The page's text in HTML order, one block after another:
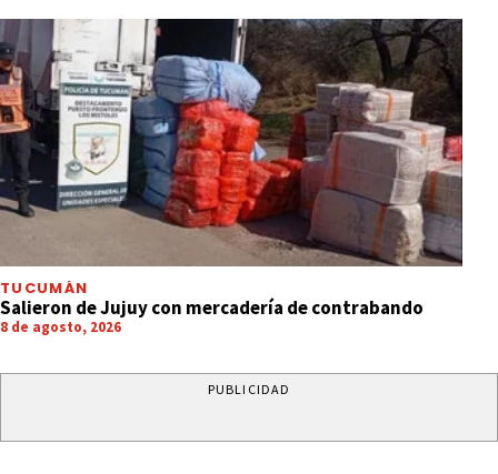
TUCUMÁN
Salieron de Jujuy con mercadería de contrabando
8 de agosto, 2026
PUBLICIDAD